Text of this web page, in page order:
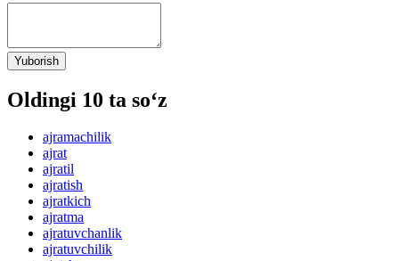
Yuborish
Oldingi 10 ta so‘z
ajramachilik
ajrat
ajratil
ajratish
ajratkich
ajratma
ajratuvchanlik
ajratuvchilik